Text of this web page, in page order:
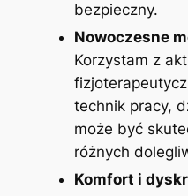
bezpieczny.
Nowoczesne
Korzystam z
technik pracy,
może być
różnych
Komfort i